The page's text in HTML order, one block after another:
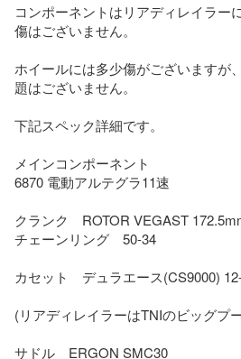
コンポーネントはリアディレイラー
傷はございません。
ホイールには多少傷がございますが
題はございません。
下記スペック詳細です。
メインコンポーネント
6870 電動アルテグラ11速
クランク　ROTOR VEGAST
チェーンリング　50-34
カセット　デュラエース(CS9000)
(リアディレイラーはTNIのビッグプ
サドル　ERGON SMC30